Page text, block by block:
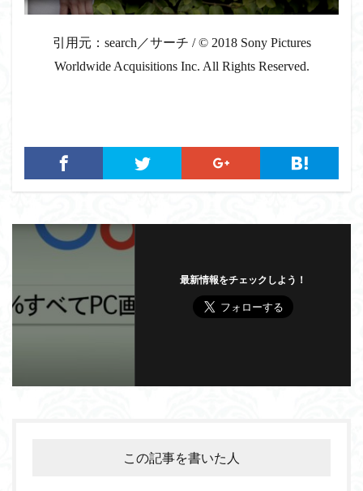
引用元：search／サーチ / © 2018 Sony Pictures
Worldwide Acquisitions Inc. All Rights Reserved.
最新情報をチェックしよう！
この記事を書いた人